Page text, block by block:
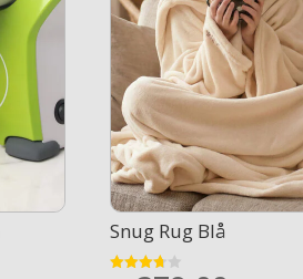
Snug Rug Blå